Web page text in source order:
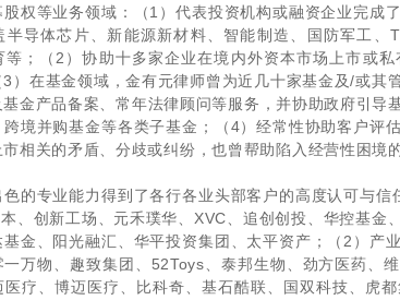
权等业务领域：（1）代表投资机构或融资企业完成
半导体芯片、新能源新材料、智能制造、国防军工
等；（2）协助十多家企业在境内外资本市场上市或
3）在基金领域，金有元律师曾为近几十家基金及/或其
金产品备案、常年法律顾问等服务，并协助政府引导
境并购基金等各类子基金；（4）经常性协助客户评
相关的矛盾、分歧或纠纷，也曾帮助陷入经营性困境
的专业能力得到了各行各业头部客户的高度认可与
、创新工场、元禾璞华、XVC、追创创投、华控基金
基金、阳光融汇、华平投资集团、太平资产；（2）产
万物、趣致集团、52Toys、泰邦生物、劲方医药、
医疗、博迈医疗、比科奇、基石酷联、国双科技、虎